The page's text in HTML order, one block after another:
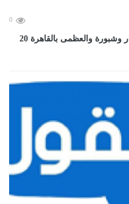
0
الطقس اليوم.. انخفاض بالحرارة وأمطار وشبورة والعظمى بالقاهرة 20